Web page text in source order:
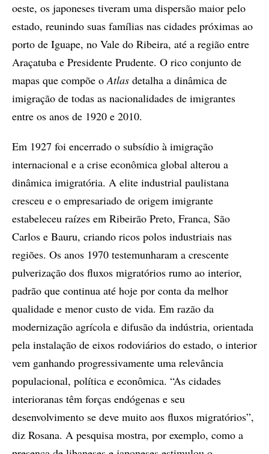
oeste, os japoneses tiveram uma dispersão maior pelo
estado, reunindo suas famílias nas cidades próximas ao
porto de Iguape, no Vale do Ribeira, até a região entre
Araçatuba e Presidente Prudente. O rico conjunto de
mapas que compõe oAtlas detalha a dinâmica de
imigração de todas as nacionalidades de imigrantes
entre os anos de 1920 e 2010.
Em 1927 foi encerrado o subsídio à imigração
internacional e a crise econômica global alterou a
dinâmica imigratória. A elite industrial paulistana
cresceu e o empresariado de origem imigrante
estabeleceu raízes em Ribeirão Preto, Franca, São
Carlos e Bauru, criando ricos polos industriais nas
regiões. Os anos 1970 testemunharam a crescente
pulverização dos fluxos migratórios rumo ao interior,
padrão que continua até hoje por conta da melhor
qualidade e menor custo de vida. Em razão da
modernização agrícola e difusão da indústria, orientada
pela instalação de eixos rodoviários do estado, o interior
vem ganhando progressivamente uma relevância
populacional, política e econômica. “As cidades
interioranas têm forças endógenas e seu
desenvolvimento se deve muito aos fluxos migratórios”,
diz Rosana. A pesquisa mostra, por exemplo, como a